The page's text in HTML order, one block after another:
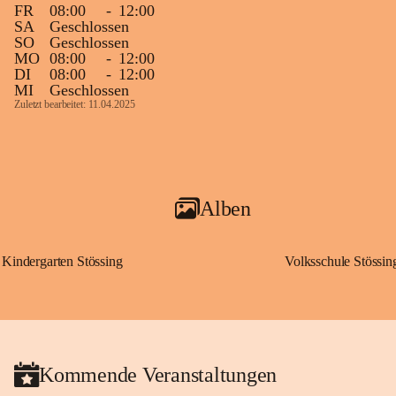
FR
08:00 - 12:00
SA
Geschlossen
SO
Geschlossen
MO 08:00 - 12:00
DI
08:00 - 12:00
MI
Geschlossen
Zuletzt bearbeitet: 11.04.2025
Alben
Kindergarten Stössing Volksschule
Kommende Veranstaltungen